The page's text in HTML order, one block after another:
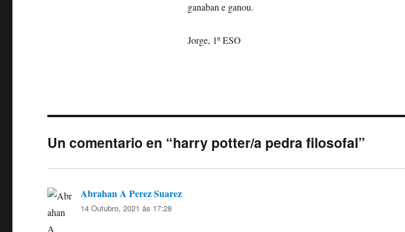
ganaban e ganou.
Jorge, 1º ESO
Un comentario en “harry potter/a pedra filosofal”
Abrahan A Perez Suarez
14 Outubro, 2021 ás 17:28